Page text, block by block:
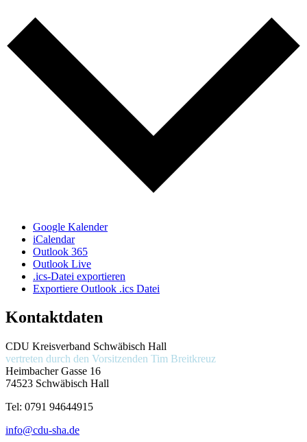
Google Kalender
iCalendar
Outlook 365
Outlook Live
.ics-Datei exportieren
Exportiere Outlook .ics Datei
Kontaktdaten
CDU Kreisverband Schwäbisch Hall
vertreten durch den Vorsitzenden Tim Breitkreuz
Heimbacher Gasse 16
74523 Schwäbisch Hall
Tel: 0791 94644915
info@cdu-sha.de